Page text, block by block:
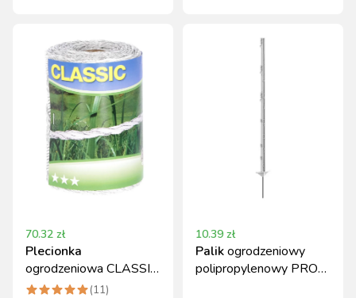
70.32 zł
Plecionka
ogrodzeniowa CLASSIC
250 m x 2 mm biała
(11)
10.39 zł
Palikogrodzeniowy
polipropylenowy PROFI